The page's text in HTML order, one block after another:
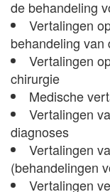
de behandeling
Vertalingen
behandeling van
Vertalingen
chirurgie
Medische
Vertalingen
diagnoses
Vertalingen
(behandelingen
Vertalingen